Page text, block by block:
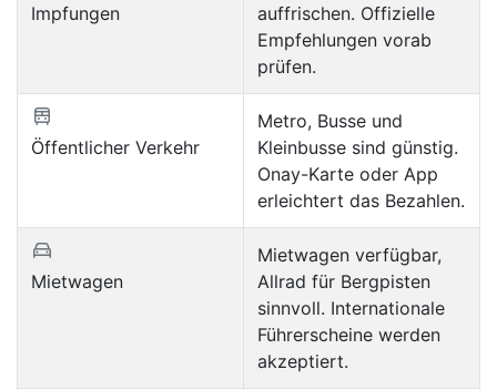
Impfungen
auffrischen. Offizielle
Empfehlungen vorab
prüfen.
Öffentlicher Verkehr
Metro, Busse und
Kleinbusse sind günstig.
Onay-Karte oder App
erleichtert das Bezahlen.
Mietwagen
Mietwagen verfügbar,
Allrad für Bergpisten
sinnvoll. Internationale
Führerscheine werden
akzeptiert.